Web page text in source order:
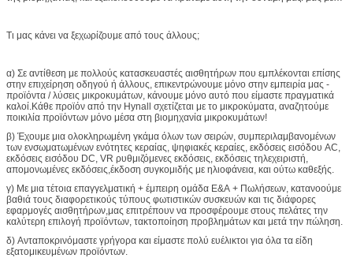
Τι μας κάνει να ξεχωρίζουμε από τους άλλους;
α) Σε αντίθεση με πολλούς κατασκευαστές αισθητήρων που εμπλέκονται επίσης
στην επιχείρηση οδηγού ή άλλους, επικεντρώνουμε μόνο στην εμπειρία μας -
προϊόντα / λύσεις μικροκυμάτων, κάνουμε μόνο αυτό που είμαστε πραγματικά
καλοί.Κάθε προϊόν από την Hynall σχετίζεται με το μικροκύματα, αναζητούμε
ποικιλία προϊόντων μόνο μέσα στη βιομηχανία μικροκυμάτων!
β) Έχουμε μια ολοκληρωμένη γκάμα όλων των σειρών, συμπεριλαμβανομένων
των ενσωματωμένων ενότητες κεραίας, ψηφιακές κεραίες, εκδόσεις εισόδου AC,
εκδόσεις εισόδου DC, VR ρυθμιζόμενες εκδόσεις, εκδόσεις τηλεχειριστή,
απομονωμένες εκδόσεις,έκδοση συγκομιδής με ηλιοφάνεια, και ούτω καθεξής.
γ) Με μια τέτοια επαγγελματική + έμπειρη ομάδα Ε&Α + Πωλήσεων, κατανοούμε
βαθιά τους διαφορετικούς τύπους φωτιστικών συσκευών και τις διάφορες
εφαρμογές αισθητήρων,μας επιτρέπουν να προσφέρουμε στους πελάτες την
καλύτερη επιλογή προϊόντων, τακτοποίηση προβλημάτων και μετά την πώληση.
δ) Ανταποκρινόμαστε γρήγορα και είμαστε πολύ ευέλικτοι για όλα τα είδη
εξατομικευμένων προϊόντων.